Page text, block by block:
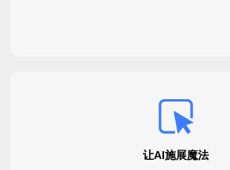
让AI施展魔法